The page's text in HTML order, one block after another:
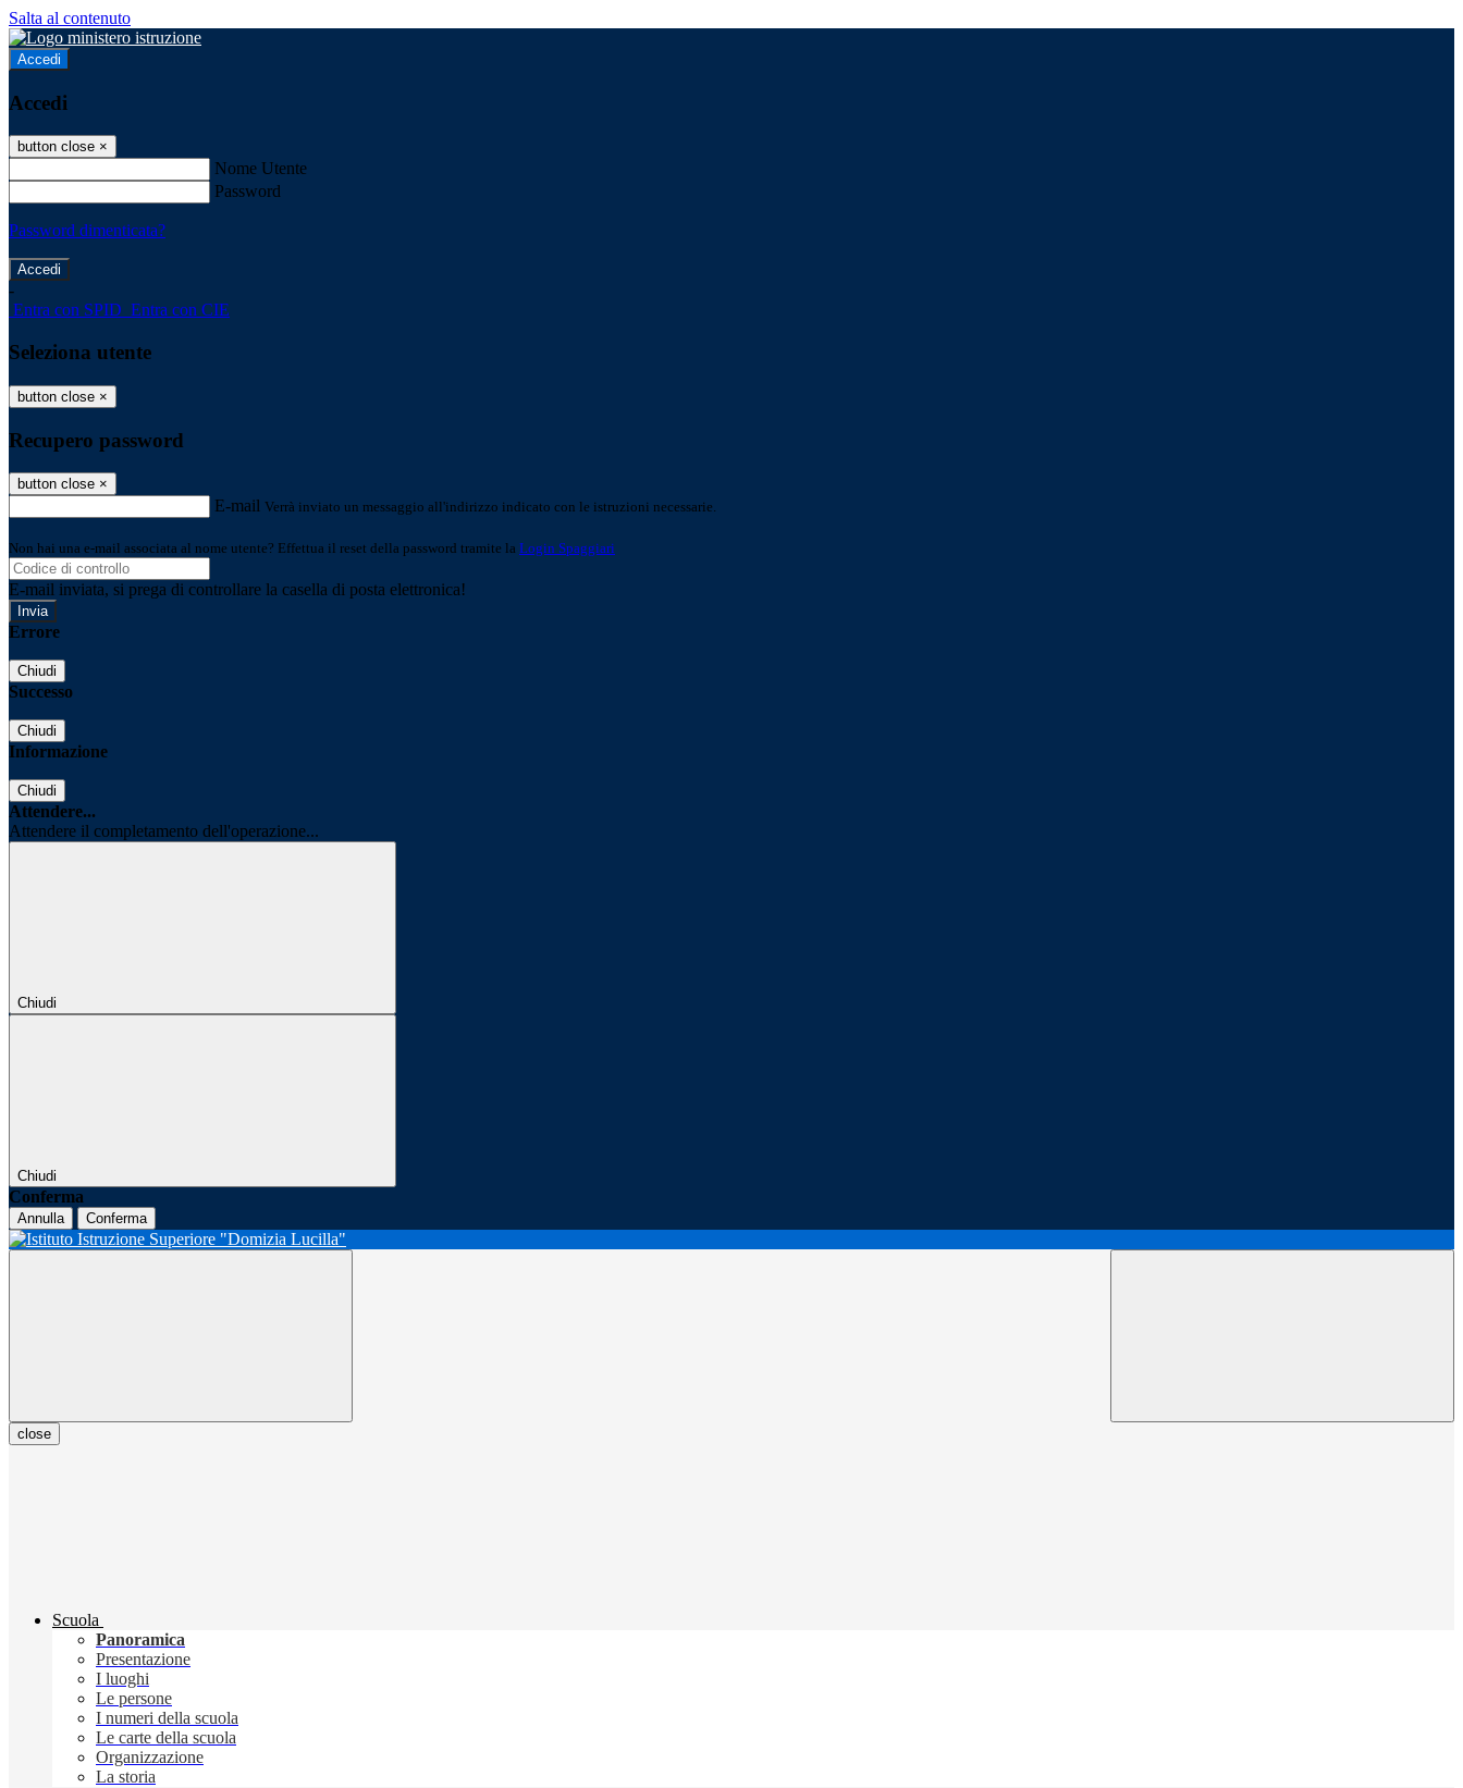
Salta al contenuto
Accedi
Accedi
button close ×
Nome Utente
Password
Password dimenticata?
-
Entra con SPID Entra con CIE
Seleziona utente
button close ×
Recupero password
button close ×
E-mail Verrà inviato un messaggio all'indirizzo indicato con le istruzioni necessarie.
Non hai una e-mail associata al nome utente? Effettua il reset della password tramite la Login Spaggiari
E-mail inviata, si prega di controllare la casella di posta elettronica!
Errore
Chiudi
Successo
Chiudi
Informazione
Chiudi
Attendere...
Attendere il completamento dell'operazione...
Chiudi
Chiudi
Conferma
Annulla Conferma
close
Scuola
Panoramica
Presentazione
I luoghi
Le persone
I numeri della scuola
Le carte della scuola
Organizzazione
La storia